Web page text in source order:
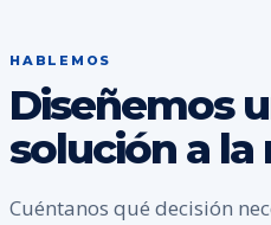
HABLEMOS
Diseñemos
solución a la
Cuéntanos qué decisión